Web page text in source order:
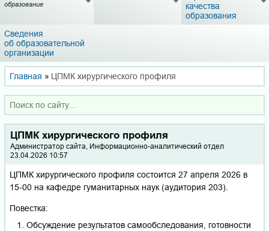
образование
качества
образования
Сведения
об образовательной
организации
Главная » ЦПМК хирургического профиля
ЦПМК хирургического профиля
Администратор сайта, Информационно-аналитический отдел
23.04.2026 10:57
ЦПМК хирургического профиля состоится 27 апреля 2026 в
15-00 на кафедре гуманитарных наук (аудитория 203).
Повестка:
Обсуждение результатов самообследования, готовности